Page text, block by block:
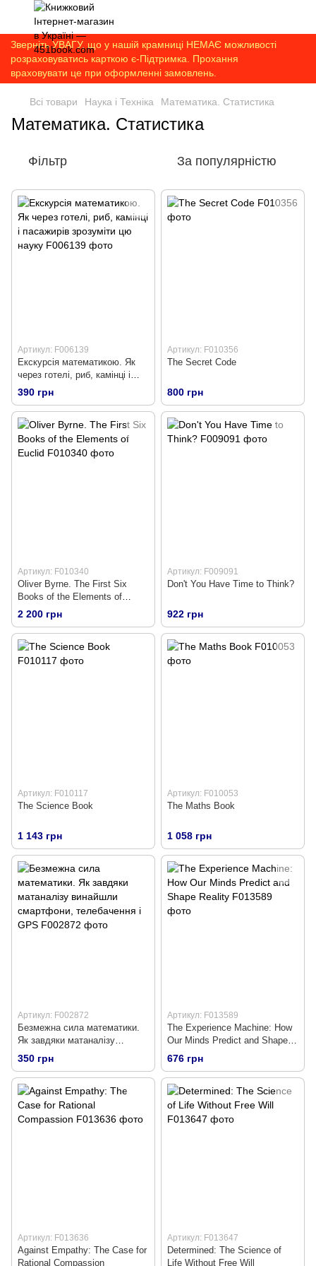
Зверніть УВАГУ, що у нашій крамниці НЕМАЄ можливості
розраховуватись карткою є-Підтримка. Прохання
враховувати це при оформленні замовлень.
Всі товари Наука і Техніка Математика. Статистика
Математика. Статистика
Фільтр За популярністю
Артикул: F006139
Екскурсія математикою. Як
через готелі, риб, камінці і
пасажирів зрозуміти цю науку
390 грн
Артикул: F010356
The Secret Code
800 грн
Артикул: F010340
Oliver Byrne. The First Six
Books of the Elements of
Euclid
2 200 грн
Артикул: F009091
Don't You Have Time to Think?
922 грн
Артикул: F010117
The Science Book
1 143 грн
Артикул: F010053
The Maths Book
1 058 грн
Артикул: F002872
Безмежна сила математики.
Як завдяки матаналізу
винайшли смартфони,
телебачення і GPS
350 грн
Артикул: F013589
The Experience Machine: How
Our Minds Predict and Shape
Reality
676 грн
Артикул: F013636
Against Empathy: The Case for
Rational Compassion
Артикул: F013647
Determined: The Science of
Life Without Free Will